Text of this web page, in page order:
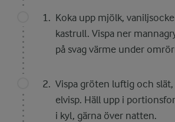
Koka upp mjölk,
kastrull. Vispa ner
på svag värme under
Vispa gröten luftig och
elvisp. Häll upp i
i kyl, gärna över natten.